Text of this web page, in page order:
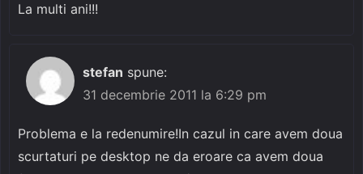
La multi ani!!!
stefan spune:
31 decembrie 2011 la 6:29 pm
Problema e la redenumire!In cazul in care avem doua
scurtaturi pe desktop ne da eroare ca avem doua